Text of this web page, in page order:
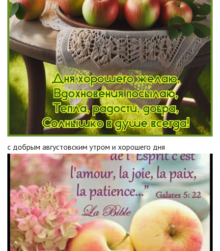
с добрым августовским утром и хорошего дня